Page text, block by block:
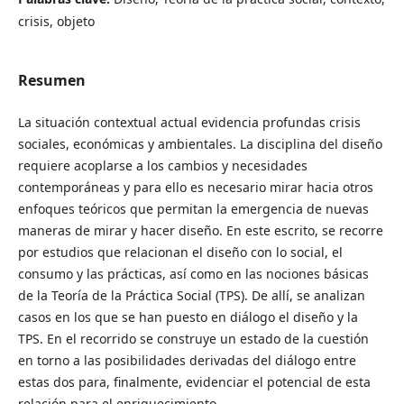
crisis, objeto
Resumen
La situación contextual actual evidencia profundas crisis
sociales, económicas y ambientales. La disciplina del diseño
requiere acoplarse a los cambios y necesidades
contemporáneas y para ello es necesario mirar hacia otros
enfoques teóricos que permitan la emergencia de nuevas
maneras de mirar y hacer diseño. En este escrito, se recorre
por estudios que relacionan el diseño con lo social, el
consumo y las prácticas, así como en las nociones básicas
de la Teoría de la Práctica Social (TPS). De allí, se analizan
casos en los que se han puesto en diálogo el diseño y la
TPS. En el recorrido se construye un estado de la cuestión
en torno a las posibilidades derivadas del diálogo entre
estas dos para, finalmente, evidenciar el potencial de esta